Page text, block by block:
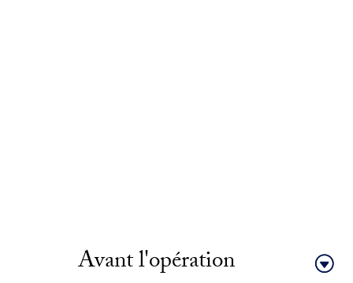
Avant l'opération